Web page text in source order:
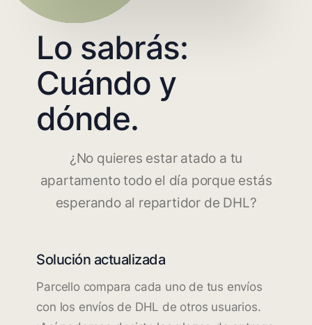
Lo sabrás:
Cuándo y
dónde.
¿No quieres estar atado a tu
apartamento todo el día porque estás
esperando al repartidor de DHL?
Solución actualizada
Parcello compara cada uno de tus envíos
con los envíos de DHL de otros usuarios.